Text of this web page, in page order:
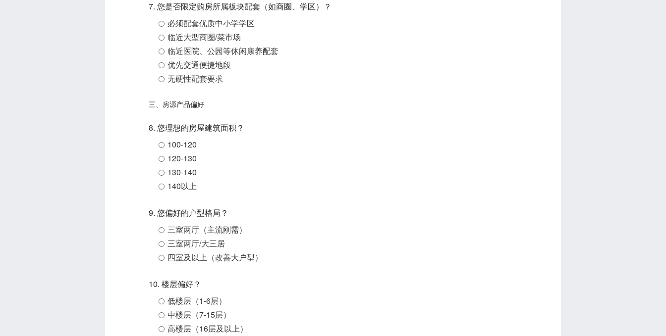
7. 您是否限定购房所属板块配套（如商圈、学区）？
必须配套优质中小学学区
临近大型商圈/菜市场
临近医院、公园等休闲康养配套
优先交通便捷地段
无硬性配套要求
三、房源产品偏好
8. 您理想的房屋建筑面积？
100-120
120-130
130-140
140以上
9. 您偏好的户型格局？
三室两厅（主流刚需）
三室两厅/大三居
四室及以上（改善大户型）
10. 楼层偏好？
低楼层（1-6层）
中楼层（7-15层）
高楼层（16层及以上）